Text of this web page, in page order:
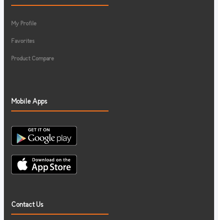
My Profile
Favorites
Product Compare
Mobile Apps
Contact Us